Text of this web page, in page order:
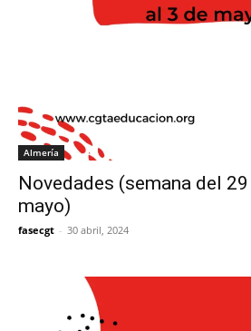
Almería
Novedades (semana del
mayo)
fasecgt - 30 abril, 2024